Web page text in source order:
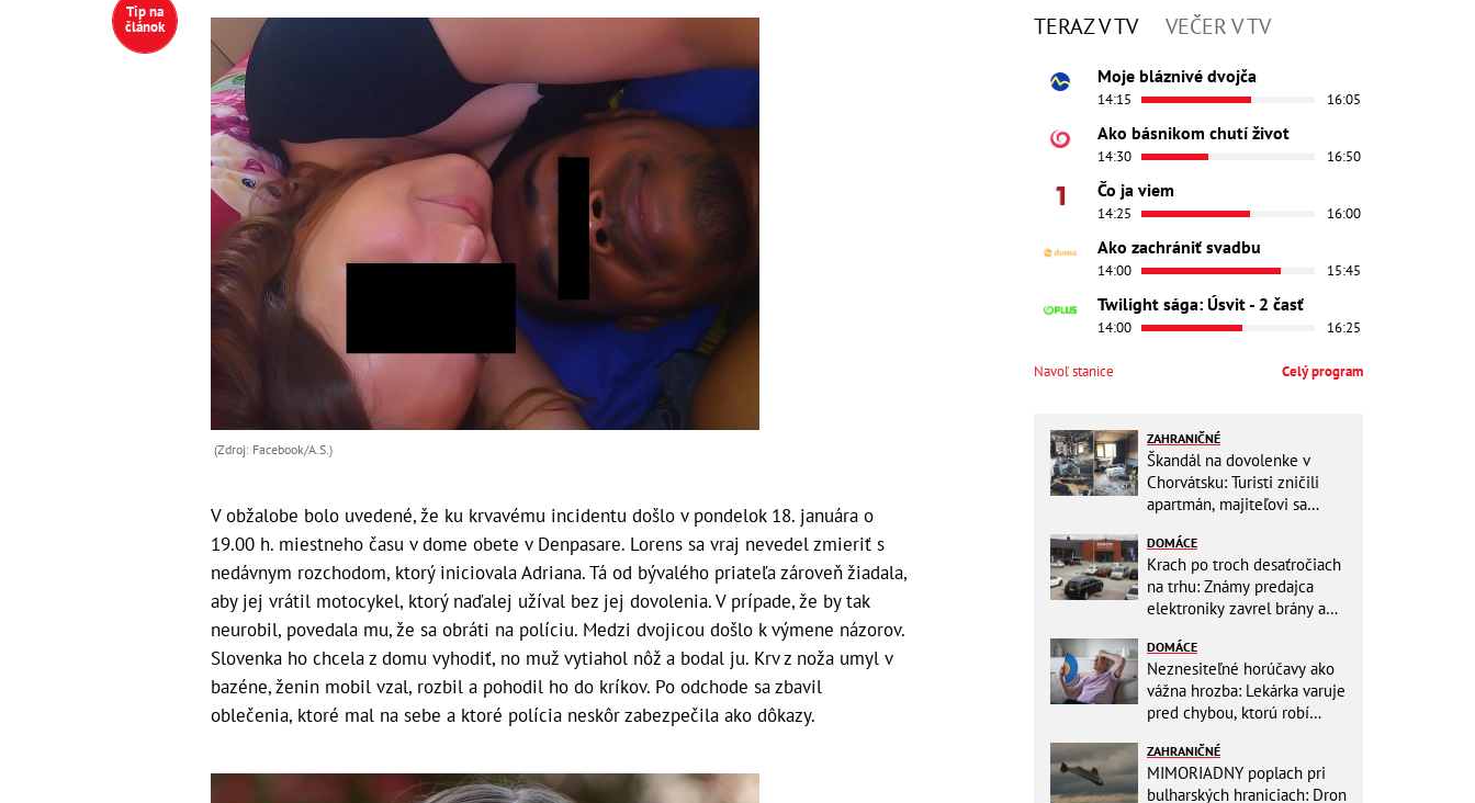
Tip na
článok
(Zdroj: Facebook/A.S.)
V obžalobe bolo uvedené, že ku krvavému incidentu došlo v pondelok 18. januára o
19.00 h. miestneho času v dome obete v Denpasare. Lorens sa vraj nevedel zmieriť s
nedávnym rozchodom, ktorý iniciovala Adriana. Tá od bývalého priateľa zároveň žiadala,
aby jej vrátil motocykel, ktorý naďalej užíval bez jej dovolenia. V prípade, že by tak
neurobil, povedala mu, že sa obráti na políciu. Medzi dvojicou došlo k výmene názorov.
Slovenka ho chcela z domu vyhodiť, no muž vytiahol nôž a bodal ju. Krv z noža umyl v
bazéne, ženin mobil vzal, rozbil a pohodil ho do kríkov. Po odchode sa zbavil
oblečenia, ktoré mal na sebe a ktoré polícia neskôr zabezpečila ako dôkazy.
TERAZ V TV VEČER V TV
Moje bláznivé dvojča
14:15 16:05
Ako básnikom chutí život
14:30 16:50
Čo ja viem
14:25 16:00
Ako zachrániť svadbu
14:00 15:45
Twilight sága: Úsvit - 2 časť
14:00 16:25
Navoľ stanice Celý program
ZAHRANIČNÉ
Škandál na dovolenke v
Chorvátsku: Turisti zničili
apartmán, majiteľovi sa
preplatiť hotel
DOMÁCE
Krach po troch desaťročiach
na trhu: Známy predajca
elektroniky zavrel brány a
DOMÁCE
Neznesiteľné horúčavy ako
vážna hrozba: Lekárka varuje
pred chybou, ktorú robí
ZAHRANIČNÉ
MIMORIADNY poplach pri
bulharských hraniciach: Dron